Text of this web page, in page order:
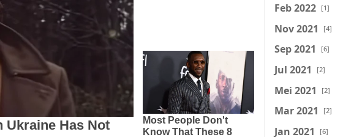
Feb 2022 [1]
Nov 2021 [4]
Sep 2021 [6]
Jul 2021 [2]
Mei 2021 [2]
Mar 2021 [2]
Jan 2021 [6]